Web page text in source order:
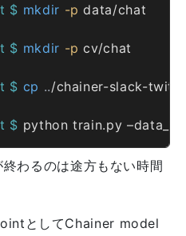
$ mkdir -p
$ mkdir -p
$ cp ..
$ python train.py
わるのは途方もない時間
としてChainer model